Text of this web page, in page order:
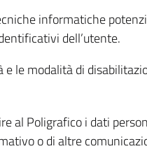
informatiche
dell’utente.
le modalità di
al Poligrafico i dati
o di altre